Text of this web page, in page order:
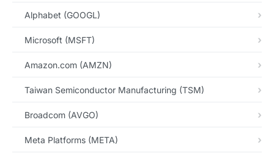
Alphabet (GOOGL)
Microsoft (MSFT)
Amazon.com (AMZN)
Taiwan Semiconductor Manufacturing (TSM)
Broadcom (AVGO)
Meta Platforms (META)